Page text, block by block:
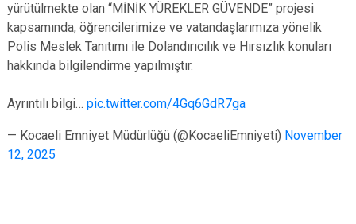
yürütülmekte olan “MİNİK YÜREKLER GÜVENDE” projesi
kapsamında, öğrencilerimize ve vatandaşlarımıza yönelik
Polis Meslek Tanıtımı ile Dolandırıcılık ve Hırsızlık konuları
hakkında bilgilendirme yapılmıştır.
Ayrıntılı bilgi… pic.twitter.com/4Gq6GdR7ga
— Kocaeli Emniyet Müdürlüğü (@KocaeliEmniyeti) November
12, 2025